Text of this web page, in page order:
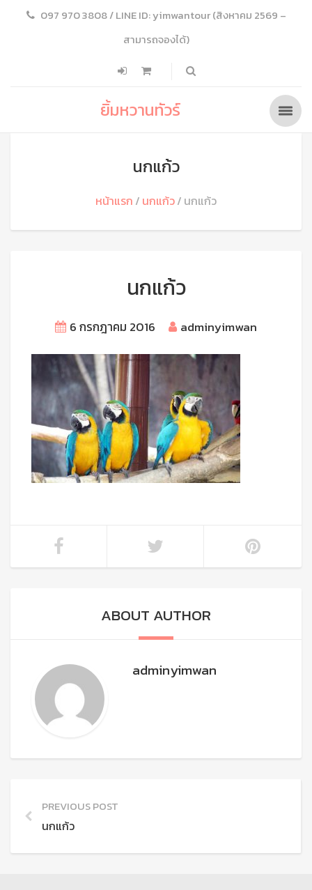
097 970 3808 / LINE ID: yimwantour (สิงหาคม 2569 –
สามารถจองได้)
ยิ้มหวานทัวร์
นกแก้ว
หน้าแรก นกแก้ว นกแก้ว
นกแก้ว
6 กรกฎาคม 2016 adminyimwan
ABOUT AUTHOR
adminyimwan
PREVIOUS POST
นกแก้ว